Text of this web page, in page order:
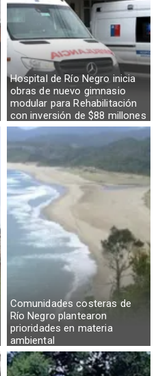
Hospital de Río Negro inicia
obras de nuevo gimnasio
modular para Rehabilitación
con inversión de $88 millones
Comunidades costeras de
Río Negro plantearon
prioridades en materia
ambiental